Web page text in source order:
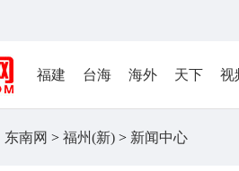
福建 台海 海外 天下 视
东南网 > 福州(新) > 新闻中心